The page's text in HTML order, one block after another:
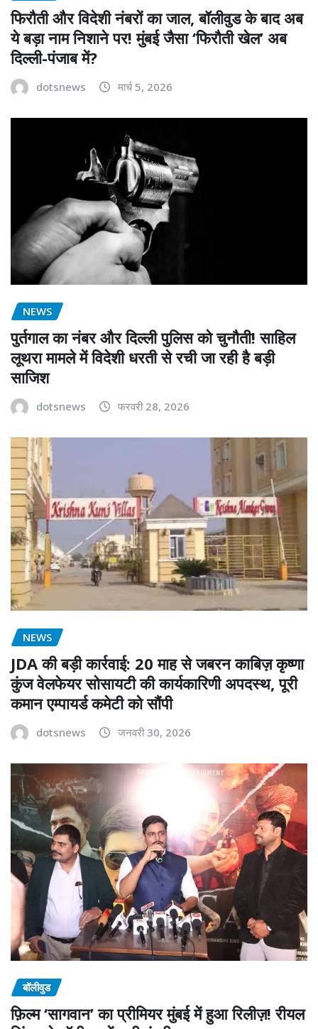
फिरौती और विदेशी नंबरों का जाल, बॉलीवुड के बाद अब
ये बड़ा नाम निशाने पर! मुंबई जैसा ‘फिरौती खेल’ अब
दिल्ली-पंजाब में?
dotsnews मार्च 5, 2026
NEWS
पुर्तगाल का नंबर और दिल्ली पुलिस को चुनौती! साहिल
लूथरा मामले में विदेशी धरती से रची जा रही है बड़ी
साजिश
dotsnews फरवरी 28, 2026
NEWS
JDA की बड़ी कार्रवाई: 20 माह से जबरन काबिज़ कृष्णा
कुंज वेलफेयर सोसायटी की कार्यकारिणी अपदस्थ, पूरी
कमान एम्पायर्ड कमेटी को सौंपी
dotsnews जनवरी 30, 2026
बॉलीवुड
फ़िल्म ‘सागवान’ का प्रीमियर मुंबई में हुआ रिलीज़! रीयल